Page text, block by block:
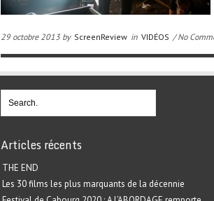
29 octobre 2013 by ScreenReview in VIDÉOS / No
Articles récents
THE END
Les 30 films les plus marquants de la décennie